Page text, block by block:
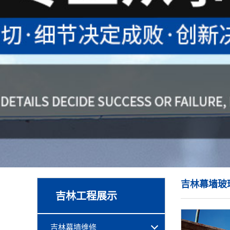
吉林工程展示
吉林幕墙维修
吉林幕墙玻